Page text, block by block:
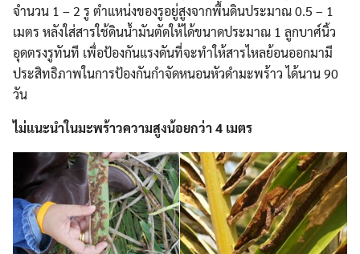
Search
for:
จำนวน 1 – 2 รู ตำแหน่งของรูอยู่สูงจากพื้นดินประมาณ 0.5 – 1
เมตร หลังใส่สารใช้ดินน้ำมันตัดให้ได้ขนาดประมาณ 1 ลูกบาศ์นิ้ว
อุดตรงรูทันที เพื่อป้องกันแรงดันที่จะทำให้สารไหลย้อนออกมามี
ประสิทธิภาพในการป้องกันกำจัดหนอนหัวดำมะพร้าว ได้นาน 90
วัน
ไม่แนะนำในมะพร้าวความสูงน้อยกว่า 4 เมตร